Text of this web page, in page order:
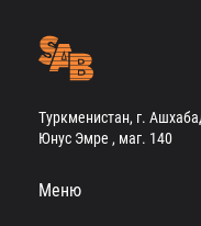
Туркменистан, г.
Юнус Эмре , маг. 140
Меню